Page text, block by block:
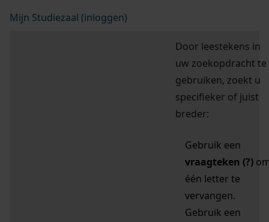
Mijn Studiezaal (inloggen)
Door leestekens in
uw zoekopdracht te
gebruiken, zoekt u
specifieker of juist
breder:
Gebruik een
vraagteken (?)
één letter te
vervangen.
Gebruik een